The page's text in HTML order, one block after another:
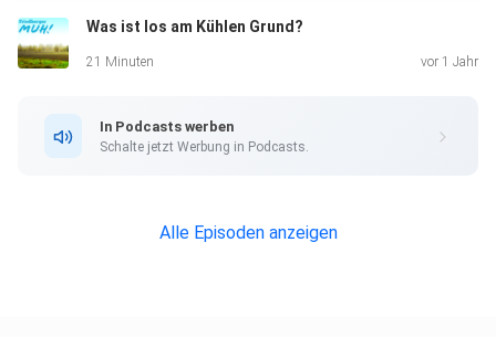
Was ist los am Kühlen Grund?
21 Minuten vor 1 Jahr
In Podcasts werben
Schalte jetzt Werbung in Podcasts.
Alle Episoden anzeigen